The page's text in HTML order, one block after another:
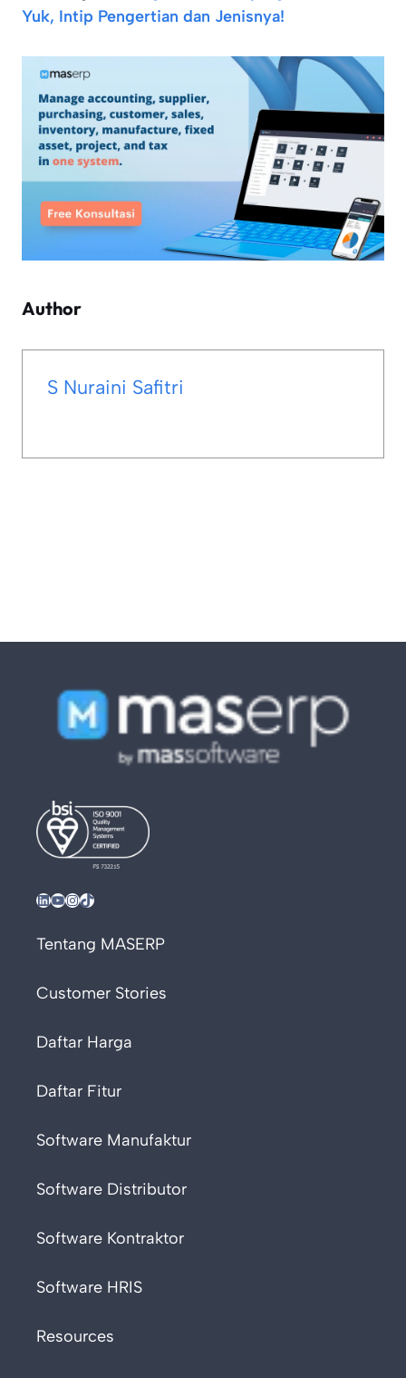
Yuk, Intip Pengertian dan Jenisnya!
Author
S Nuraini Safitri
LinkedIn YouTube InstagramTikTok
Tentang MASERP
Customer Stories
Daftar Harga
Daftar Fitur
Software Manufaktur
Software Distributor
Software Kontraktor
Software HRIS
Resources